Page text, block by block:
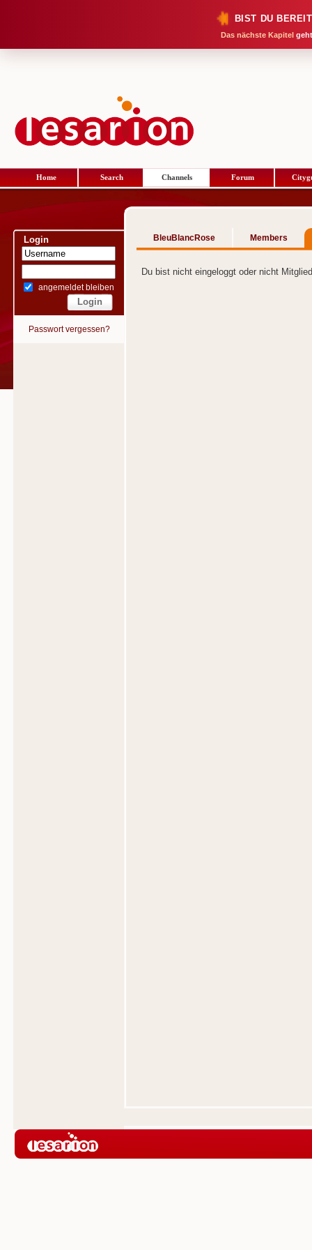
BIST DU
Das nächste Kapitel
Home Search Channels Forum
Login
angemeldet bleiben
Passwort vergessen?
BleuBlancRose Members
Du bist nicht eingeloggt oder nicht